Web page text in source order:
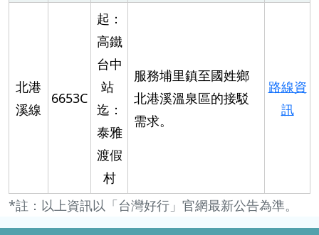
北港
溪線
6653C
起：
高鐵
台中
站
迄：
泰雅
渡假
村
服務埔里鎮至國姓鄉
北港溪溫泉區的接駁
需求。
路線資
訊
*註：以上資訊以「台灣好行」官網最新公告為準。